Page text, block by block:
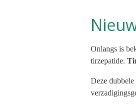
Onlangs is
tirzepatide.
Deze